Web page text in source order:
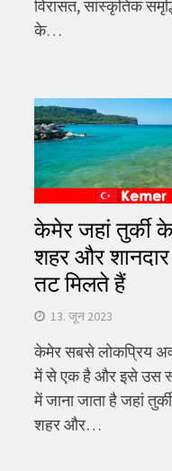
विरासत, सांस्कृतिक
के…
केमेर जहां तुर्की
शहर और
तट मिलते हैं
13. जून 2023
केमेर सबसे लोकप्रिय
में से एक है और इसे उस
में जाना जाता है जहां
शहर और…